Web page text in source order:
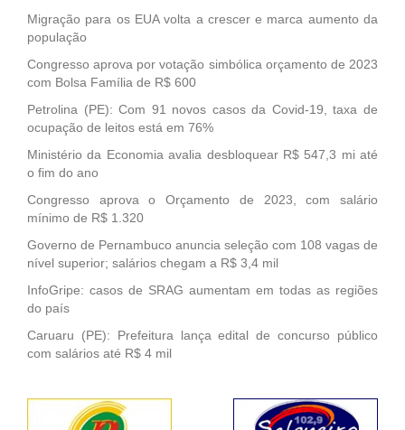
Migração para os EUA volta a crescer e marca aumento da
população
Congresso aprova por votação simbólica orçamento de 2023
com Bolsa Família de R$ 600
Petrolina (PE): Com 91 novos casos da Covid-19, taxa de
ocupação de leitos está em 76%
Ministério da Economia avalia desbloquear R$ 547,3 mi até
o fim do ano
Congresso aprova o Orçamento de 2023, com salário
mínimo de R$ 1.320
Governo de Pernambuco anuncia seleção com 108 vagas de
nível superior; salários chegam a R$ 3,4 mil
InfoGripe: casos de SRAG aumentam em todas as regiões
do país
Caruaru (PE): Prefeitura lança edital de concurso público
com salários até R$ 4 mil